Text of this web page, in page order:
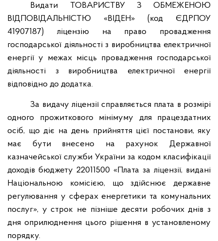
Видати ТОВАРИСТВУ З ОБМЕЖЕНОЮ
ВІДПОВІДАЛЬНІСТЮ «ВІДЕН» (код ЄДРПОУ
41907187) ліцензію на право провадження
господарської діяльності з виробництва електричної
енергії у межах місць провадження господарської
діяльності з виробництва електричної енергії
відповідно до додатка.
За видачу ліцензії справляється плата в розмірі
одного прожиткового мінімуму для працездатних
осіб, що діє на день прийняття цієї постанови, яку
має бути внесено на рахунок Державної
казначейської служби України за кодом класифікації
доходів бюджету 22011500 «Плата за ліцензії, видані
Національною комісією, що здійснює державне
регулювання у сферах енергетики та комунальних
послуг», у строк не пізніше десяти робочих днів з
дня оприлюднення цього рішення в установленому
порядку.